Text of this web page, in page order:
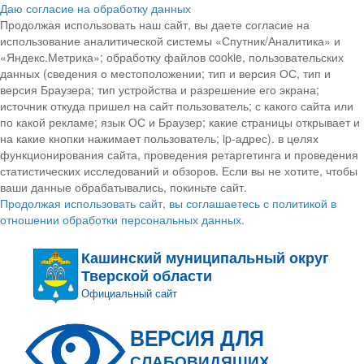
Даю согласие на обработку данных
Продолжая использовать наш сайт, вы даете согласие на
использование аналитической системы «Спутник/Аналитика» и
«Яндекс.Метрика»; обработку файлов cookie, пользовательских
данных (сведения о местоположении; тип и версия ОС, тип и
версия Браузера; тип устройства и разрешение его экрана;
источник откуда пришел на сайт пользователь; с какого сайта или
по какой рекламе; язык ОС и Браузер; какие страницы открывает и
на какие кнопки нажимает пользователь; ip-адрес). в целях
функционирования сайта, проведения ретаргетинга и проведения
статистических исследований и обзоров. Если вы не хотите, чтобы
ваши данные обрабатывались, покиньте сайт.
Продолжая использовать сайт, вы соглашаетесь с политикой в
отношении обработки персональных данных.